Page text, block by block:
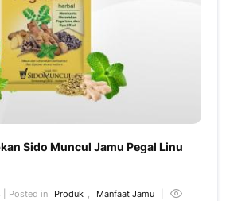
Sido Muncul Jamu Pegal Linu
| Posted in Produk , Manfaat Jamu